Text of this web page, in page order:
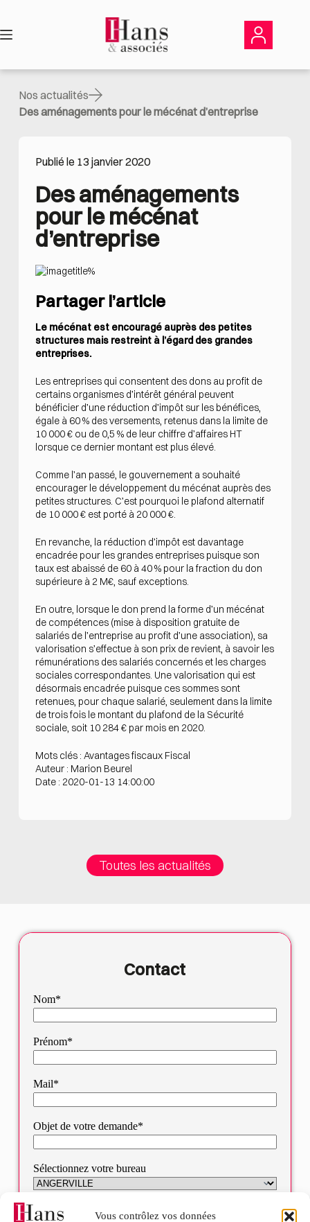
Vous contrôlez vos données
contenu
Nos actualités
Des aménagements pour le mécénat d’entreprise
Publié le 13 janvier 2020
Des aménagements
pour le mécénat
d’entreprise
Partager l’article
Le mécénat est encouragé auprès des petites
structures mais restreint à l’égard des grandes
entreprises.
Les entreprises qui consentent des dons au profit de
certains organismes d’intérêt général peuvent
bénéficier d’une réduction d’impôt sur les bénéfices,
égale à 60 % des versements, retenus dans la limite de
10 000 € ou de 0,5 % de leur chiffre d’affaires HT
lorsque ce dernier montant est plus élevé.
Comme l’an passé, le gouvernement a souhaité
encourager le développement du mécénat auprès des
petites structures. C’est pourquoi le plafond alternatif
de 10 000 € est porté à 20 000 €.
En revanche, la réduction d’impôt est davantage
encadrée pour les grandes entreprises puisque son
taux est abaissé de 60 à 40 % pour la fraction du don
supérieure à 2 M€, sauf exceptions.
En outre, lorsque le don prend la forme d’un mécénat
de compétences (mise à disposition gratuite de
salariés de l’entreprise au profit d’une association), sa
valorisation s’effectue à son prix de revient, à savoir les
rémunérations des salariés concernés et les charges
sociales correspondantes. Une valorisation qui est
désormais encadrée puisque ces sommes sont
retenues, pour chaque salarié, seulement dans la limite
de trois fois le montant du plafond de la Sécurité
sociale, soit 10 284 € par mois en 2020.
Mots clés : Avantages fiscaux Fiscal
Auteur : Marion Beurel
Date : 2020-01-13 14:00:00
Toutes les actualités
Contact
Nom*
Prénom*
Mail*
Objet de votre demande*
Sélectionnez votre bureau
Message*